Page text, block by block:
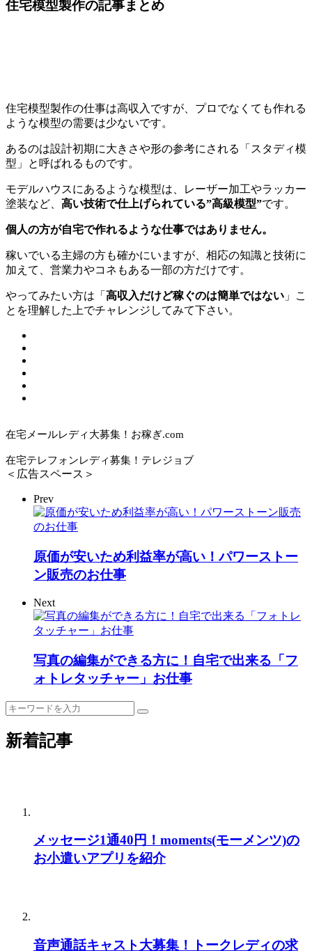
住宅模型製作の記事まとめ
住宅模型製作の仕事は高収入ですが、プロでなくても作れる
ような模型の需要は少ないです。
あるのは設計初期に大きさや形の参考にされる「スタディ模
型」と呼ばれるものです。
モデルハウスにあるような模型は、レーザー加工やラッカー
塗装など、 高い技術で仕上げられている”高級模型”です。
個人の方が自宅で作れるような仕事ではありません。
稼いでいる主婦の方も確かにいますが、相応の知識と技術に
加えて、営業力やコネもある一部の方だけです。
やってみたい方は「 高収入だけど稼ぐのは簡単ではない 」こ
とを理解した上でチャレンジしてみて下さい。
在宅メールレディ大募集！お稼ぎ.com
在宅テレフォンレディ募集！テレジョブ
＜広告スペース＞
Prev
原価が安いため利益率が高い！パワーストー
ン販売のお仕事
Next
写真の編集ができる方に！自宅で出来る「フ
ォトレタッチャー」お仕事
新着記事
メッセージ1通40円！moments(モーメンツ)の
お小遣いアプリを紹介
音声通話キャスト大募集！トークレディの求